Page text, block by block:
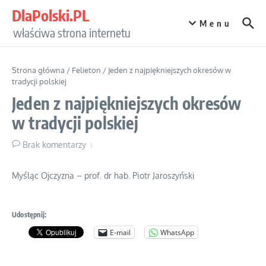
DlaPolski.PL
właściwa strona internetu
Menu
Strona główna / Felieton / Jeden z najpiękniejszych okresów w
tradycji polskiej
Jeden z najpiękniejszych okresów
w tradycji polskiej
Brak komentarzy
Myśląc Ojczyzna – prof. dr hab. Piotr Jaroszyński
Udostępnij:
E-mail WhatsApp